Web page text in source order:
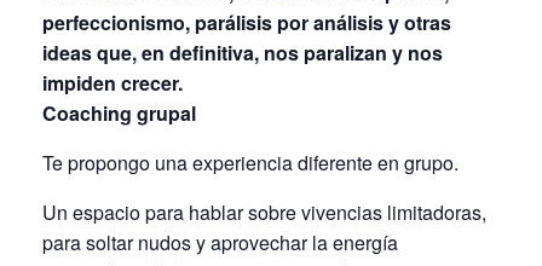
perfeccionismo, parálisis por análisis y otras
ideas que, en definitiva, nos paralizan y nos
impiden crecer.
Coaching grupal
Te propongo una experiencia diferente en grupo.
Un espacio para hablar sobre vivencias limitadoras,
para soltar nudos y aprovechar la energía